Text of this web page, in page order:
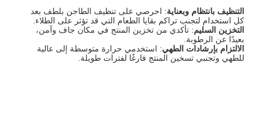
التنظيف بانتظام وبعناية: احرصي على تنظيف الطاجن بلطف بعد
كل استخدام لتجنب تراكم بقايا الطعام التي قد تؤثر على الطلاء.
التخزين السليم: تأكدي من تخزين المنتج في مكان جاف وآمن،
بعيدًا عن الرطوبة.
الالتزام بإرشادات الطهي: استخدمي حرارة متوسطة إلى عالية
للطهي وتجنبي تسخين المنتج فارغًا لفترات طويلة.